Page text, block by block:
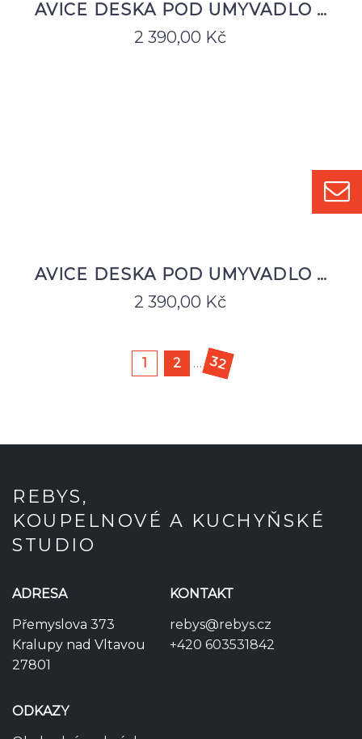
AVICE DESKA POD UMYVADLO …
2 390,00 Kč
AVICE DESKA POD UMYVADLO …
2 390,00 Kč
1 2 … 32
REBYS,
KOUPELNOVÉ A KUCHYŇSKÉ
STUDIO
ADRESA
Přemyslova 373
Kralupy nad Vltavou
27801
KONTAKT
rebys@rebys.cz
+420 603531842
ODKAZY